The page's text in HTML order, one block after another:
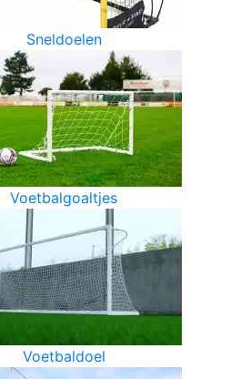
Sneldoelen
Voetbalgoaltjes
Voetbaldoel